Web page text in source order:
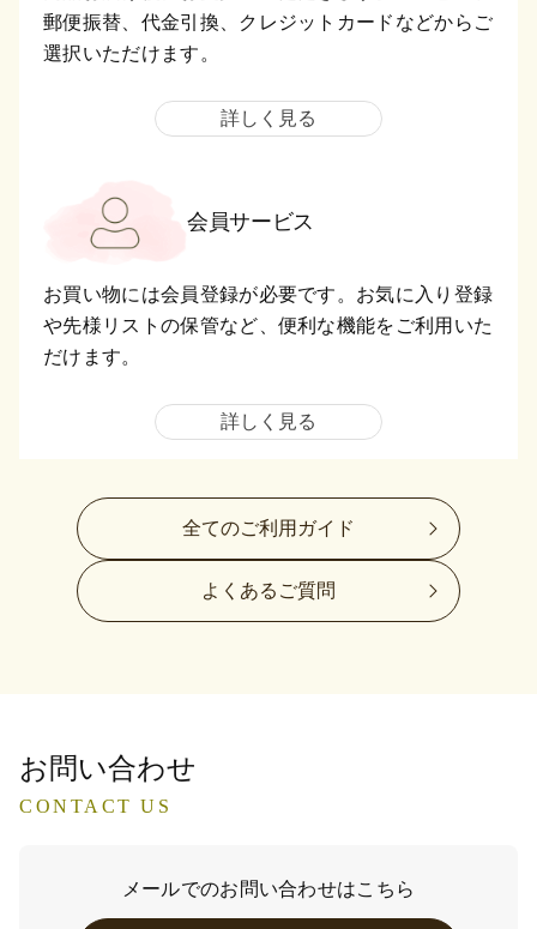
郵便振替、代金引換、クレジットカードなどからご
選択いただけます。
詳しく見る
会員サービス
お買い物には会員登録が必要です。お気に入り登録
や先様リストの保管など、便利な機能をご利用いた
だけます。
詳しく見る
全てのご利用ガイド
よくあるご質問
お問い合わせ
CONTACT US
メールでのお問い合わせはこちら